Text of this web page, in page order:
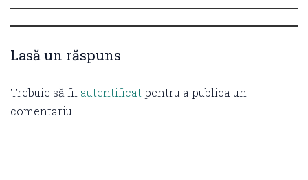
Lasă un răspuns
Trebuie să fii autentificat pentru a publica un
comentariu.